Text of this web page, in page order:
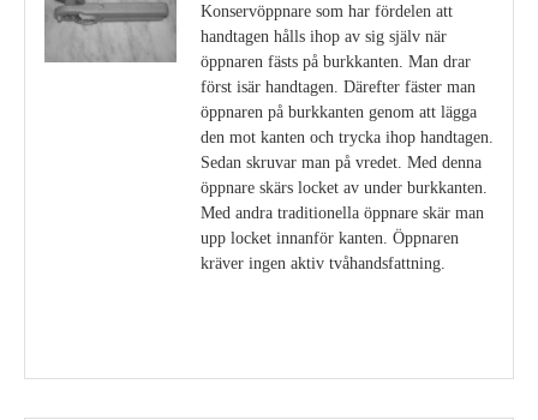
Konservöppnare som har fördelen att
handtagen hålls ihop av sig själv när
öppnaren fästs på burkkanten. Man drar
först isär handtagen. Därefter fäster man
öppnaren på burkkanten genom att lägga
den mot kanten och trycka ihop handtagen.
Sedan skruvar man på vredet. Med denna
öppnare skärs locket av under burkkanten.
Med andra traditionella öppnare skär man
upp locket innanför kanten. Öppnaren
kräver ingen aktiv tvåhandsfattning.